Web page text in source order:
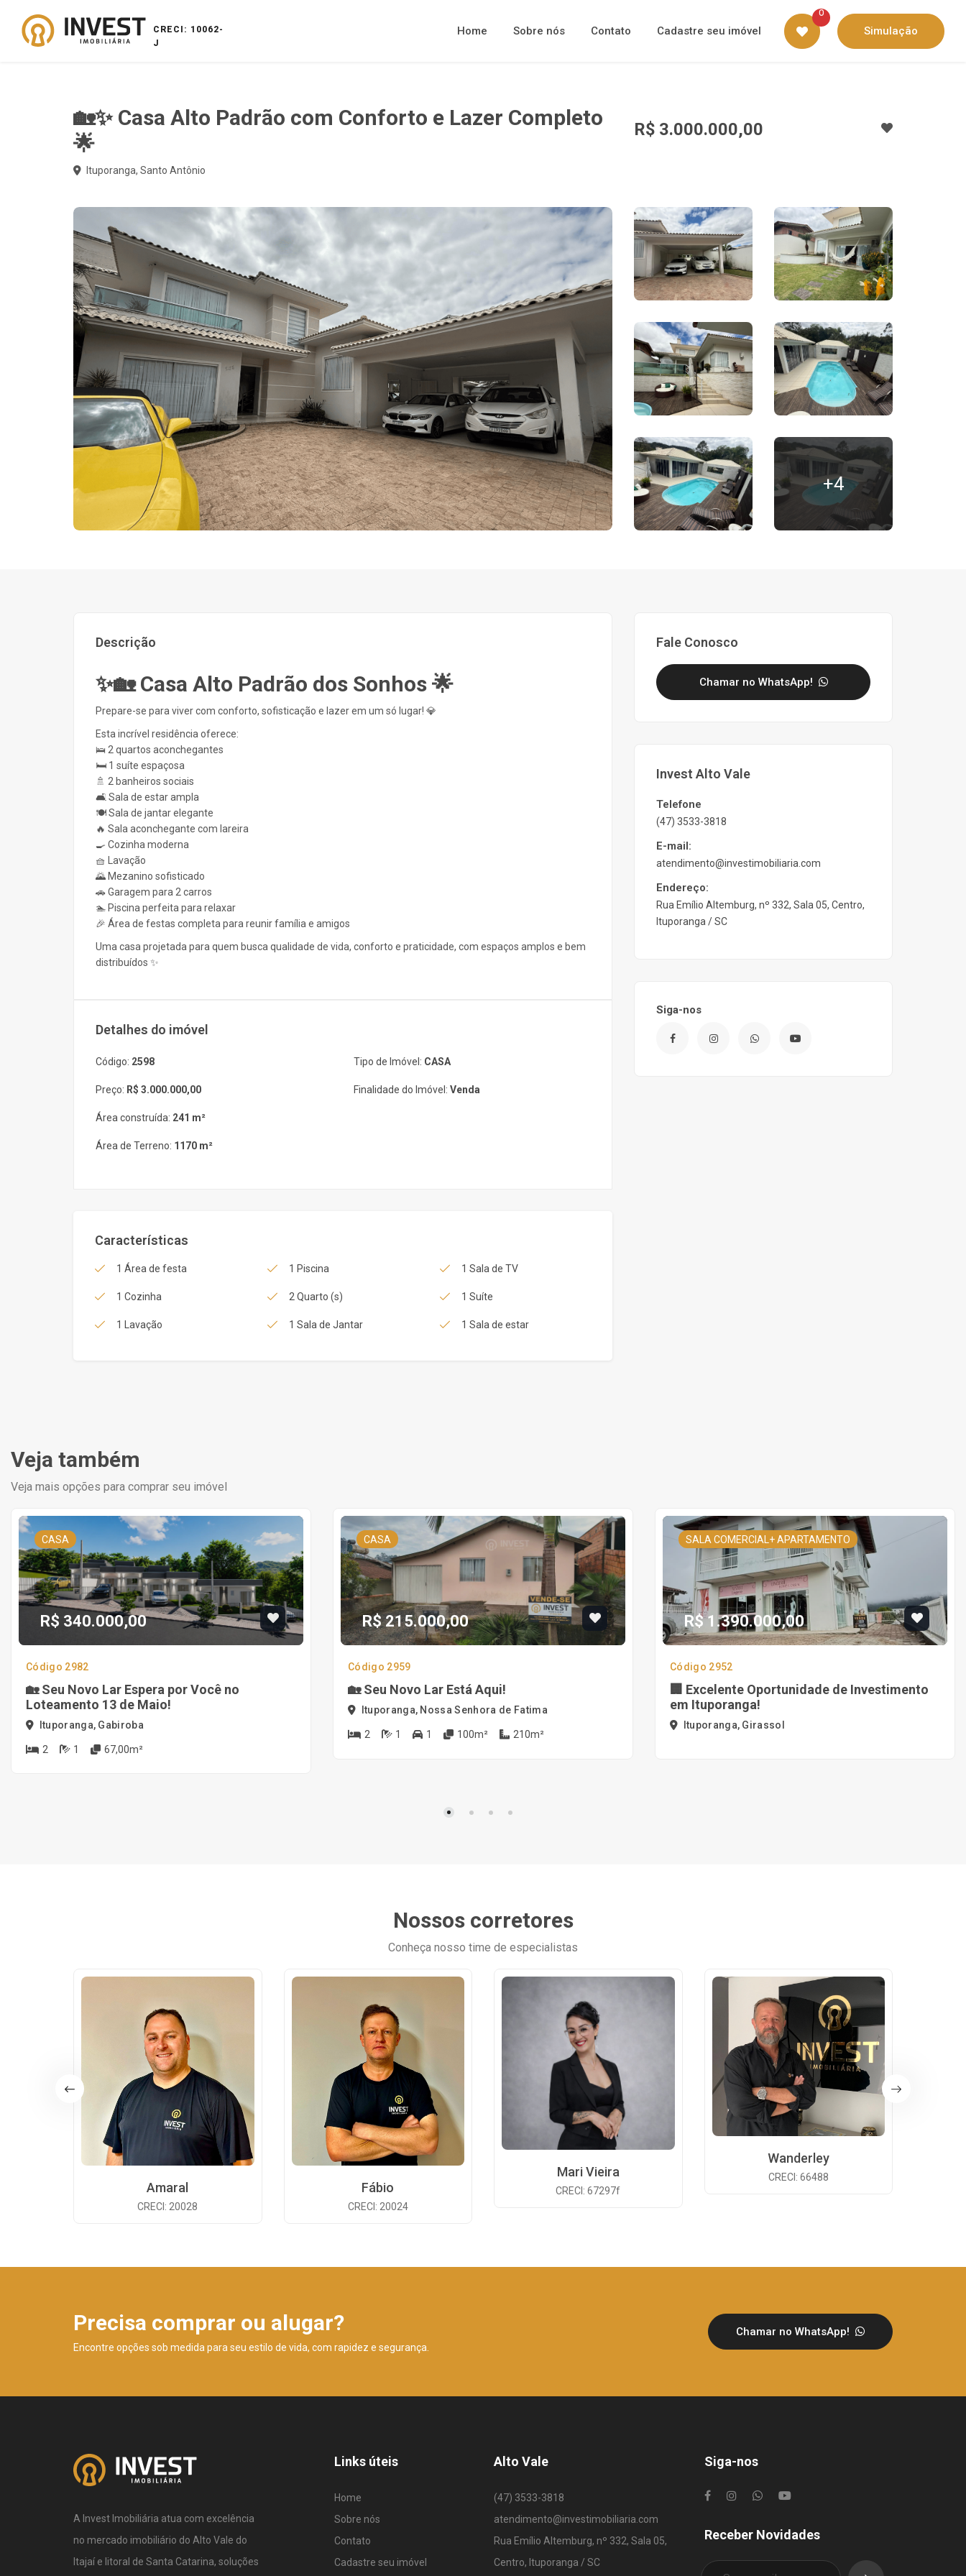
CRECI: 10062-
J
Home Sobre nós Contato Cadastre seu imóvel
0
Simulação
🏡✨ Casa Alto Padrão com Conforto e Lazer Completo
🌟
Ituporanga, Santo Antônio
R$ 3.000.000,00
+4
Descrição
✨🏡 Casa Alto Padrão dos Sonhos 🌟
Prepare-se para viver com conforto, sofisticação e lazer em um só lugar! 💎
Esta incrível residência oferece:
🛌 2 quartos aconchegantes
🛏️ 1 suíte espaçosa
🚿 2 banheiros sociais
🛋️ Sala de estar ampla
🍽️ Sala de jantar elegante
🔥 Sala aconchegante com lareira
🍳 Cozinha moderna
🧺 Lavação
🌄 Mezanino sofisticado
🚗 Garagem para 2 carros
🏊 Piscina perfeita para relaxar
🎉 Área de festas completa para reunir família e amigos
Uma casa projetada para quem busca qualidade de vida, conforto e praticidade, com espaços amplos e bem
distribuídos ✨
Detalhes do imóvel
Código: 2598
Preço: R$ 3.000.000,00
Área construída: 241 m²
Área de Terreno: 1170 m²
Tipo de Imóvel: CASA
Finalidade do Imóvel: Venda
Características
1 Área de festa
1 Cozinha
1 Lavação
1 Piscina
2 Quarto (s)
1 Sala de Jantar
1 Sala de TV
1 Suíte
1 Sala de estar
Fale Conosco
Chamar no WhatsApp!
Invest Alto Vale
Telefone
(47) 3533-3818
E-mail:
atendimento@investimobiliaria.com
Endereço:
Rua Emílio Altemburg, nº 332, Sala 05, Centro,
Ituporanga / SC
Siga-nos
Veja também
Veja mais opções para comprar seu imóvel
CASA
R$ 340.000,00
Código 2982
🏡 Seu Novo Lar Espera por Você no
Loteamento 13 de Maio!
Ituporanga, Gabiroba
2 1 67,00m²
CASA
R$ 215.000,00
Código 2959
🏡 Seu Novo Lar Está Aqui!
Ituporanga, Nossa Senhora de Fatima
2 1 1 100m² 210m²
SALA COMERCIAL+ APARTAMENTO
R$ 1.390.000,00
Código 2952
🏢 Excelente Oportunidade de Investimento
em Ituporanga!
Ituporanga, Girassol
Nossos corretores
Conheça nosso time de especialistas
Amaral
CRECI: 20028
Fábio
CRECI: 20024
Mari Vieira
CRECI: 67297f
Wanderley
CRECI: 66488
Precisa comprar ou alugar?
Encontre opções sob medida para seu estilo de vida, com rapidez e segurança.
Chamar no WhatsApp!
A Invest Imobiliária atua com excelência
no mercado imobiliário do Alto Vale do
Itajaí e litoral de Santa Catarina, soluções
Links úteis
Home
Sobre nós
Contato
Cadastre seu imóvel
Alto Vale
(47) 3533-3818
atendimento@investimobiliaria.com
Rua Emílio Altemburg, nº 332, Sala 05,
Centro, Ituporanga / SC
Siga-nos
Receber Novidades